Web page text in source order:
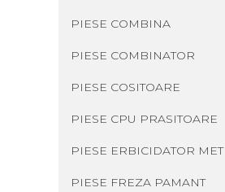
PIESE COMBINA
PIESE COMBINATOR
PIESE COSITOARE
PIESE CPU PRASITOARE
PIESE ERBICIDATOR MET
PIESE FREZA PAMANT